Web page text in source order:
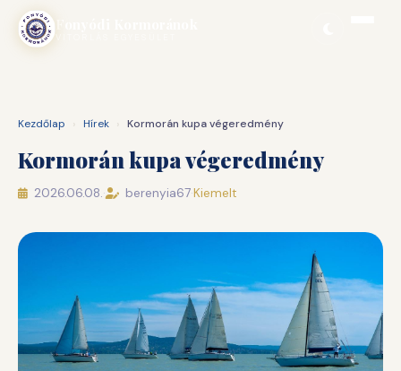
Ugrás
Kezdőlap Hírek Kormorán kupa végeredmény
Kormorán kupa végeredmény
2026.06.08.· berenyia67·Kiemelt